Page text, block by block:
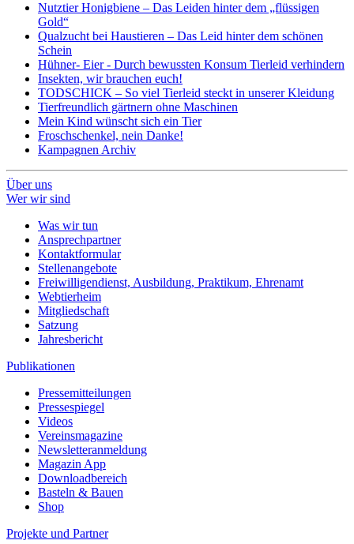
Nutztier Honigbiene – Das Leiden hinter dem „flüssigen
Gold“
Qualzucht bei Haustieren – Das Leid hinter dem schönen
Schein
Hühner- Eier - Durch bewussten Konsum Tierleid verhindern
Insekten, wir brauchen euch!
TODSCHICK – So viel Tierleid steckt in unserer Kleidung
Tierfreundlich gärtnern ohne Maschinen
Mein Kind wünscht sich ein Tier
Froschschenkel, nein Danke!
Kampagnen Archiv
Über uns
Wer wir sind
Was wir tun
Ansprechpartner
Kontaktformular
Stellenangebote
Freiwilligendienst, Ausbildung, Praktikum, Ehrenamt
Webtierheim
Mitgliedschaft
Satzung
Jahresbericht
Publikationen
Pressemitteilungen
Pressespiegel
Videos
Vereinsmagazine
Newsletteranmeldung
Magazin App
Downloadbereich
Basteln & Bauen
Shop
Projekte und Partner